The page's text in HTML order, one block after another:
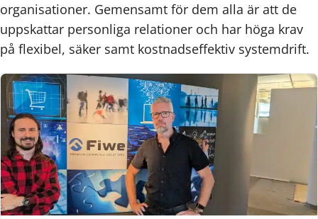
organisationer. Gemensamt för dem alla är att de
uppskattar personliga relationer och har höga krav
på flexibel, säker samt kostnadseffektiv systemdrift.